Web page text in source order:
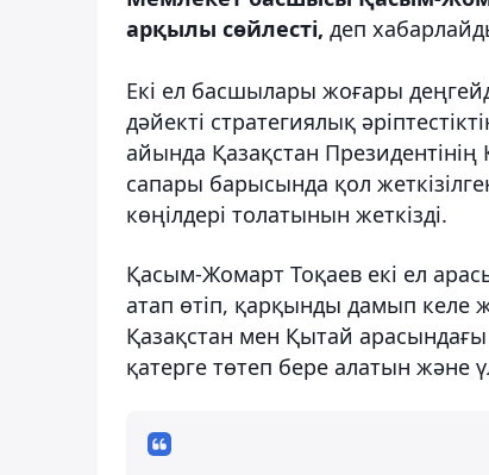
арқылы сөйлесті, деп
Екі ел басшылары жоғары
дәйекті стратегиялық
айында Қазақстан
сапары барысында қол
көңілдері толатынын жеткізді.
Қасым-Жомарт Тоқаев екі ел
атап өтіп, қарқынды дамып келе
Қазақстан мен Қытай
қатерге төтеп бере алатын және